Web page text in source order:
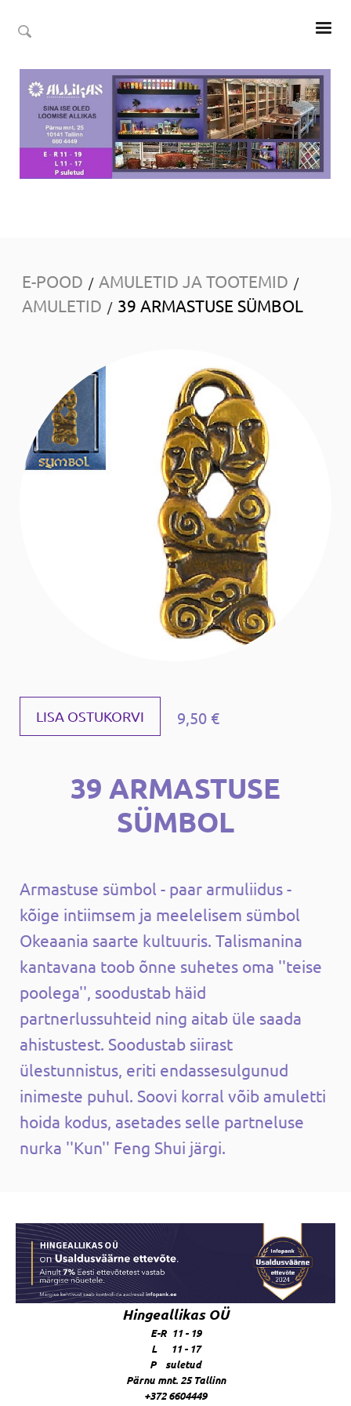
E-POOD / AMULETID JA TOOTEMID /
AMULETID / 39 ARMASTUSE SÜMBOL
LISA OSTUKORVI 9,50 €
39 ARMASTUSE
SÜMBOL
Armastuse sümbol - paar armuliidus -
kõige intiimsem ja meelelisem sümbol
Okeaania saarte kultuuris. Talismanina
kantavana toob õnne suhetes oma ''teise
poolega'', soodustab häid
partnerlussuhteid ning aitab üle saada
ahistustest. Soodustab siirast
ülestunnistus, eriti endassesulgunud
inimeste puhul. Soovi korral võib amuletti
hoida kodus, asetades selle partneluse
nurka ''Kun'' Feng Shui järgi.
Hingeallikas OÜ
E-R 11 - 19
L 11 - 17
P suletud
Pärnu mnt. 25 Tallinn
+372 6604449